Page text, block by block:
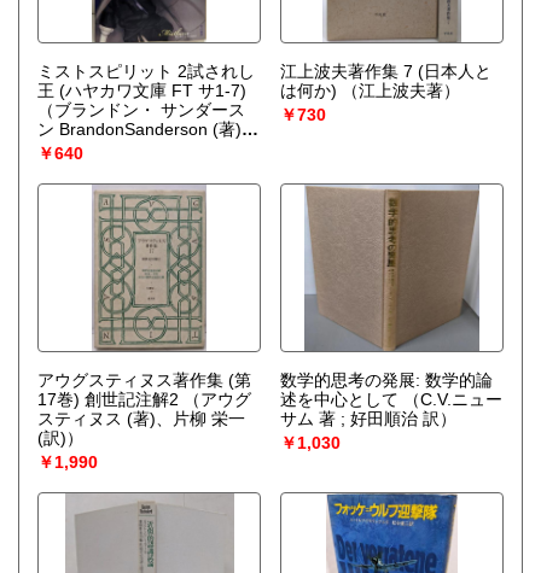
ミストスピリット 2試されし
王 (ハヤカワ文庫 FT サ1-7)
（ブランドン・ サンダース
ン BrandonSanderson (著)、
金子 司 (翻訳)、駒田 絹(イラ
￥640
江上波夫著作集 7 (日本人と
は何か)
（江上波夫著）
￥730
アウグスティヌス著作集 (第
17巻) 創世記注解2
（アウグ
スティヌス (著)、片柳 栄一
(訳)）
￥1,990
数学的思考の発展: 数学的論
述を中心として
（C.V.ニュー
サム 著 ; 好田順治 訳）
￥1,030